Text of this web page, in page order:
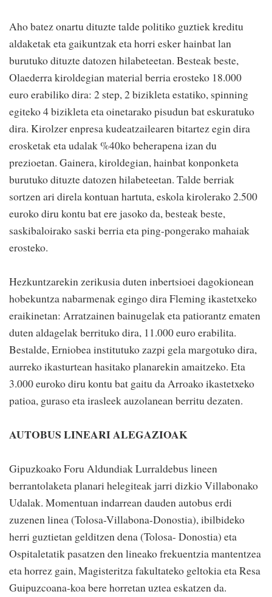
Aho batez onartu dituzte talde politiko guztiek kreditu
aldaketak eta gaikuntzak eta horri esker hainbat lan
burutuko dituzte datozen hilabeteetan. Besteak beste,
Olaederra kiroldegian material berria erosteko 18.000
euro erabiliko dira: 2 step, 2 bizikleta estatiko, spinning
egiteko 4 bizikleta eta oinetarako pisudun bat eskuratuko
dira. Kirolzer enpresa kudeatzailearen bitartez egin dira
erosketak eta udalak %40ko beherapena izan du
prezioetan. Gainera, kiroldegian, hainbat konponketa
burutuko dituzte datozen hilabeteetan. Talde berriak
sortzen ari direla kontuan hartuta, eskola kirolerako 2.500
euroko diru kontu bat ere jasoko da, besteak beste,
saskibaloirako saski berria eta ping-pongerako mahaiak
erosteko.
Hezkuntzarekin zerikusia duten inbertsioei dagokionean
hobekuntza nabarmenak egingo dira Fleming ikastetxeko
eraikinetan: Arratzainen bainugelak eta patiorantz ematen
duten aldagelak berrituko dira, 11.000 euro erabilita.
Bestalde, Erniobea institutuko zazpi gela margotuko dira,
aurreko ikasturtean hasitako planarekin amaitzeko. Eta
3.000 euroko diru kontu bat gaitu da Arroako ikastetxeko
patioa, guraso eta irasleek auzolanean berritu dezaten.
AUTOBUS LINEARI ALEGAZIOAK
Gipuzkoako Foru Aldundiak Lurraldebus lineen
berrantolaketa planari helegiteak jarri dizkio Villabonako
Udalak. Momentuan indarrean dauden autobus erdi
zuzenen linea (Tolosa-Villabona-Donostia), ibilbideko
herri guztietan gelditzen dena (Tolosa- Donostia) eta
Ospitaletatik pasatzen den lineako frekuentzia mantentzea
eta horrez gain, Magisteritza fakultateko geltokia eta Resa
Guipuzcoana-koa bere horretan uztea eskatzen da.